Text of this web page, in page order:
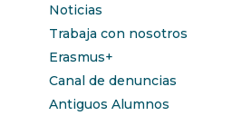
Noticias
Trabaja con nosotros
Erasmus+
Canal de denuncias
Antiguos Alumnos